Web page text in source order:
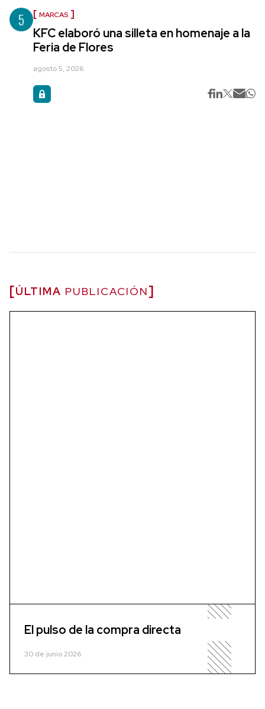
5 MARCAS
KFC elaboró una silleta en homenaje a la
Feria de Flores
agosto 5, 2026
ÚLTIMA PUBLICACIÓN
El pulso de la compra directa
30 de junio 2026